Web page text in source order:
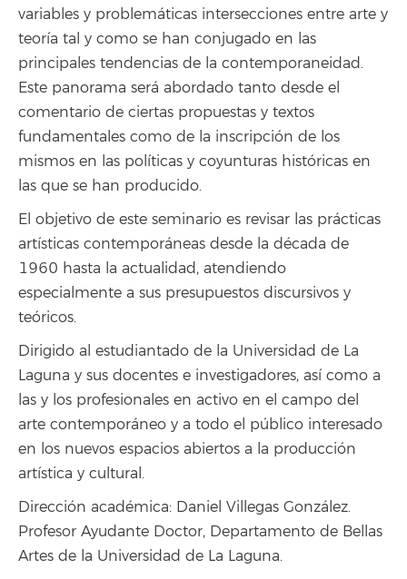
variables y problemáticas intersecciones entre arte y
teoría tal y como se han conjugado en las
principales tendencias de la contemporaneidad.
Este panorama será abordado tanto desde el
comentario de ciertas propuestas y textos
fundamentales como de la inscripción de los
mismos en las políticas y coyunturas históricas en
las que se han producido.
El objetivo de este seminario es revisar las prácticas
artísticas contemporáneas desde la década de
1960 hasta la actualidad, atendiendo
especialmente a sus presupuestos discursivos y
teóricos.
Dirigido al estudiantado de la Universidad de La
Laguna y sus docentes e investigadores, así como a
las y los profesionales en activo en el campo del
arte contemporáneo y a todo el público interesado
en los nuevos espacios abiertos a la producción
artística y cultural.
Dirección académica: Daniel Villegas González.
Profesor Ayudante Doctor, Departamento de Bellas
Artes de la Universidad de La Laguna.